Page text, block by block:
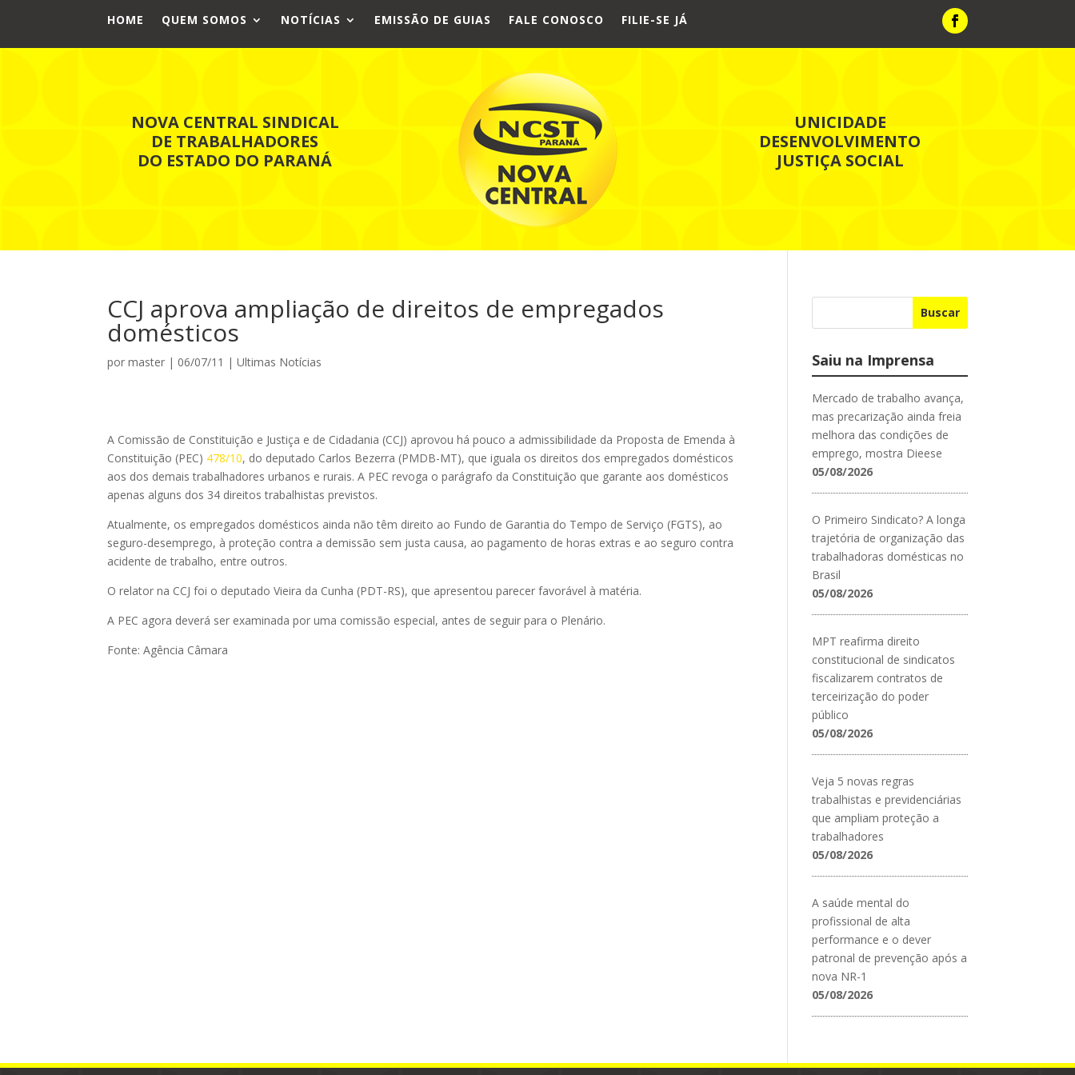
HOME QUEM SOMOS NOTÍCIAS EMISSÃO DE GUIAS FALE CONOSCO FILIE-SE JÁ
NOVA CENTRAL SINDICAL
DE TRABALHADORES
DO ESTADO DO PARANÁ
UNICIDADE
DESENVOLVIMENTO
JUSTIÇA SOCIAL
CCJ aprova ampliação de direitos de empregados
domésticos
pormaster | 06/07/11 |Ultimas Notícias
A Comissão de Constituição e Justiça e de Cidadania (CCJ) aprovou há pouco a admissibilidade da Proposta de Emenda à
Constituição (PEC) 478/10, do deputado Carlos Bezerra (PMDB-MT), que iguala os direitos dos empregados domésticos
aos dos demais trabalhadores urbanos e rurais. A PEC revoga o parágrafo da Constituição que garante aos domésticos
apenas alguns dos 34 direitos trabalhistas previstos.
Atualmente, os empregados domésticos ainda não têm direito ao Fundo de Garantia do Tempo de Serviço (FGTS), ao
seguro-desemprego, à proteção contra a demissão sem justa causa, ao pagamento de horas extras e ao seguro contra
acidente de trabalho, entre outros.
O relator na CCJ foi o deputado Vieira da Cunha (PDT-RS), que apresentou parecer favorável à matéria.
A PEC agora deverá ser examinada por uma comissão especial, antes de seguir para o Plenário.
Fonte: Agência Câmara
Buscar
Saiu na Imprensa
Mercado de trabalho avança,
mas precarização ainda freia
melhora das condições de
emprego, mostra Dieese
05/08/2026
O Primeiro Sindicato? A longa
trajetória de organização das
trabalhadoras domésticas no
Brasil
05/08/2026
MPT reafirma direito
constitucional de sindicatos
fiscalizarem contratos de
terceirização do poder
público
05/08/2026
Veja 5 novas regras
trabalhistas e previdenciárias
que ampliam proteção a
trabalhadores
05/08/2026
A saúde mental do
profissional de alta
performance e o dever
patronal de prevenção após a
nova NR-1
05/08/2026